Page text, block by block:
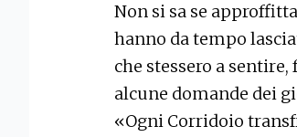
Non si sa se
hanno da tempo
che stessero a
alcune domande dei
«Ogni Corridoio